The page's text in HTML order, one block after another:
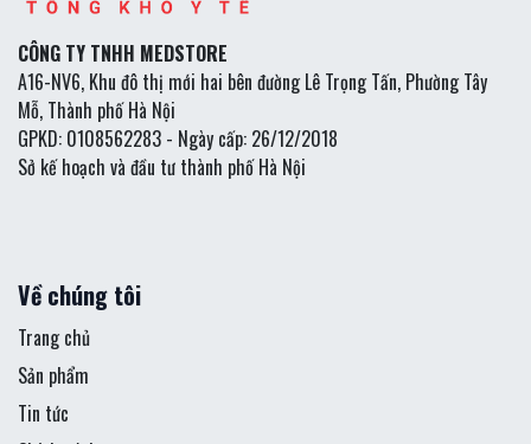
CÔNG TY TNHH MEDSTORE
A16-NV6, Khu đô thị mới hai bên đường Lê Trọng Tấn, Phường Tây
Mỗ, Thành phố Hà Nội
GPKD: 0108562283 - Ngày cấp: 26/12/2018
Sở kế hoạch và đầu tư thành phố Hà Nội
Về chúng tôi
Trang chủ
Sản phẩm
Tin tức